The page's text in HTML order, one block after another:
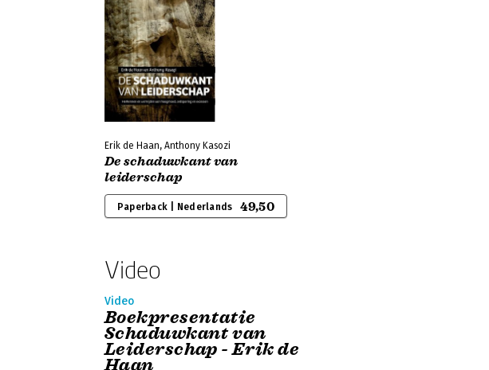
Erik de Haan, Anthony Kasozi
De schaduwkant van
leiderschap
Paperback | Nederlands 49,50
Video
Video
Boekpresentatie
Schaduwkant van
Leiderschap - Erik de
Haan